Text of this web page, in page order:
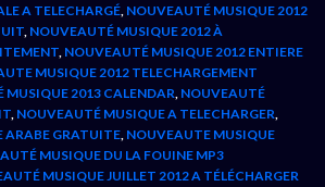
A TELECHARGÉ, NOUVEAUTÉ MUSIQUE 2012
, NOUVEAUTÉ MUSIQUE 2012 À
, NOUVEAUTÉ MUSIQUE 2012 ENTIERE
MUSIQUE 2012 TELECHARGEMENT
MUSIQUE 2013 CALENDAR, NOUVEAUTÉ
, NOUVEAUTÉ MUSIQUE A TELECHARGER,
ARABE GRATUITE, NOUVEAUTE MUSIQUE
MUSIQUE DU LA FOUINE MP3
MUSIQUE JUILLET 2012 A TÉLÉCHARGER